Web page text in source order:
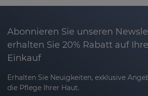
Schutzbarriere zu stärken und den
Nanotech-Technologie und
Formeln spenden die Produkte
nicht nur an der Oberfläche
sorgen so für eine vollständige und
anhaltende
Abonnieren Sie unseren
erhalten Sie 20% Rabatt auf
Einkauf
Erhalten Sie Neuigkeiten, exklusive
die Pflege Ihrer Haut.